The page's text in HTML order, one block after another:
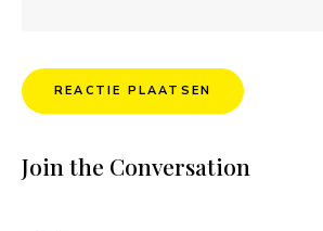
Join the Conversation